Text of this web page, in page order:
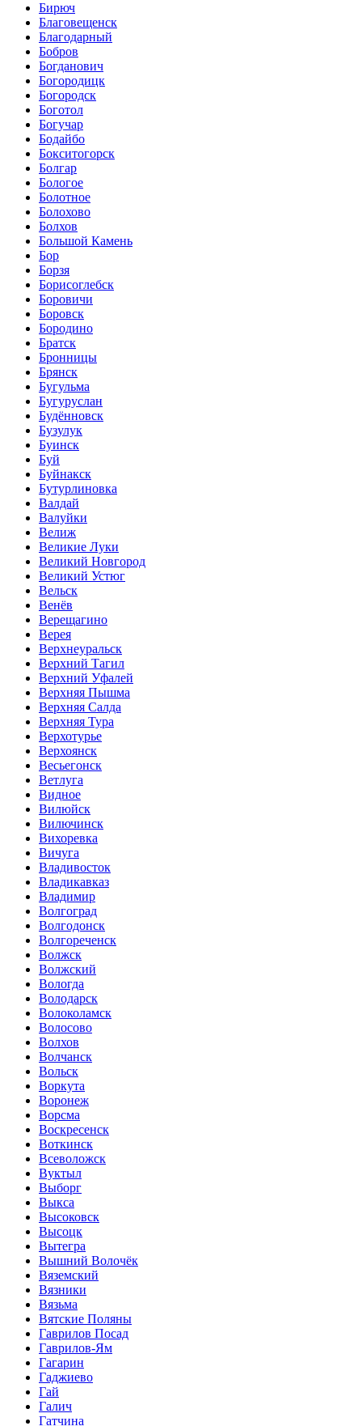
Бирюч
Благовещенск
Благодарный
Бобров
Богданович
Богородицк
Богородск
Боготол
Богучар
Бодайбо
Бокситогорск
Болгар
Бологое
Болотное
Болохово
Болхов
Большой Камень
Бор
Борзя
Борисоглебск
Боровичи
Боровск
Бородино
Братск
Бронницы
Брянск
Бугульма
Бугуруслан
Будённовск
Бузулук
Буинск
Буй
Буйнакск
Бутурлиновка
Валдай
Валуйки
Велиж
Великие Луки
Великий Новгород
Великий Устюг
Вельск
Венёв
Верещагино
Верея
Верхнеуральск
Верхний Тагил
Верхний Уфалей
Верхняя Пышма
Верхняя Салда
Верхняя Тура
Верхотурье
Верхоянск
Весьегонск
Ветлуга
Видное
Вилюйск
Вилючинск
Вихоревка
Вичуга
Владивосток
Владикавказ
Владимир
Волгоград
Волгодонск
Волгореченск
Волжск
Волжский
Вологда
Володарск
Волоколамск
Волосово
Волхов
Волчанск
Вольск
Воркута
Воронеж
Ворсма
Воскресенск
Воткинск
Всеволожск
Вуктыл
Выборг
Выкса
Высоковск
Высоцк
Вытегра
Вышний Волочёк
Вяземский
Вязники
Вязьма
Вятские Поляны
Гаврилов Посад
Гаврилов-Ям
Гагарин
Гаджиево
Гай
Галич
Гатчина